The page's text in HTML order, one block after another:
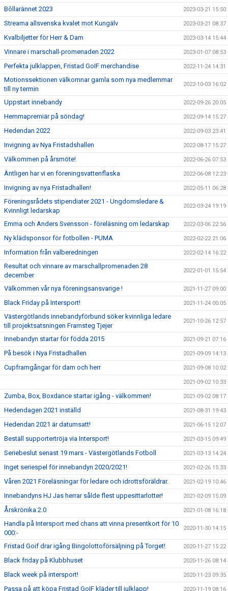
Bôllarännet 2023 2023-03-21 15:50
Streama allsvenska kvalet mot Kungälv 2023-03-21 08:37
Kvalbiljetter för Herr & Dam 2023-03-14 15:44
Vinnare i marschall-promenaden 2022 2023-01-07 08:53
Perfekta julklappen, Fristad GoIF merchandise 2022-11-24 14:31
Motionssektionen välkomnar gamla som nya medlemmar
till ny termin
2022-10-03 16:02
Uppstart innebandy 2022-09-26 20:05
Hemmapremiär på söndag! 2022-09-14 15:27
Hedendan 2022 2022-09-03 23:41
Invigning av Nya Fristadshallen 2022-08-17 15:27
Välkommen på årsmöte! 2022-06-26 07:53
Äntligen har vi en föreningsvattenflaska 2022-06-08 12:23
Invigning av nya Fristadhallen! 2022-05-11 06:28
Föreningsrådets stipendiater 2021 - Ungdomsledare &
Kvinnligt ledarskap
2022-03-24 19:19
Emma och Anders Svensson - föreläsning om ledarskap 2022-03-06 22:56
Ny klädsponsor för fotbollen - PUMA 2022-02-22 21:06
Information från valberedningen 2022-02-14 16:22
Resultat och vinnare av marschallpromenaden 28
december
2022-01-01 15:54
Välkommen vår nya föreningsansvarige ! 2021-11-27 09:00
Black Friday på Intersport! 2021-11-24 00:05
Västergötlands innebandyförbund söker kvinnliga ledare
till projektsatsningen Framsteg Tjejer
2021-10-26 12:57
Innebandyn startar för födda 2015 2021-09-21 07:16
På besök i Nya Fristadhallen 2021-09-09 14:13
Cupframgångar för dam och herr 2021-09-08 10:02
2021-09-02 10:33
Zumba, Box, Boxdance startar igång - välkommen! 2021-09-02 08:17
Hedendagen 2021 inställd 2021-08-31 19:43
Hedendan 2021 är datumsatt! 2021-06-15 12:07
Beställ supportertröja via Intersport! 2021-03-15 09:49
Seriebeslut senast 19 mars - Västergötlands Fotboll 2021-03-13 14:24
Inget seriespel för innebandyn 2020/2021! 2021-02-26 15:33
Våren 2021 Föreläsningar för ledare och idrottsföräldrar. 2021-02-19 10:46
Innebandyns HJ Jas herrar sålde flest uppesittarlotter! 2021-02-09 15:09
Årskrönika 2.0 2021-01-08 16:18
Handla på Intersport med chans att vinna presentkort för 10
000:-
2020-11-30 14:15
Fristad Goif drar igång Bingolottoförsäljning på Torget! 2020-11-27 15:22
Black friday på Klubbhuset 2020-11-26 08:14
Black week på intersport! 2020-11-23 09:35
Passa på att köpa Fristad GoIF kläder till julklapp! 2020-11-19 08:16